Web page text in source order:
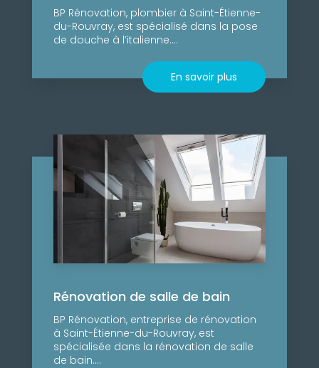
BP Rénovation, plombier à Saint-Étienne-
du-Rouvray, est spécialisé dans la pose
de douche à l’italienne....
En savoir plus
Rénovation de salle de bain
BP Rénovation, entreprise de rénovation
à Saint-Étienne-du-Rouvray, est
spécialisée dans la rénovation de salle
de bain....